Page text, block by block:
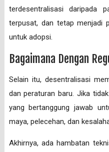
terdesentralisasi daripada
terpusat, dan tetap menjadi
untuk adopsi.
Bagaimana Dengan
Selain itu, desentralisasi
dan peraturan baru. Jika
yang bertanggung jawab
maya, pelecehan, dan
Akhirnya, ada hambatan